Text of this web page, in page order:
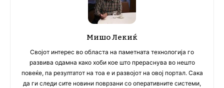
Мишо Лекиќ
Својот интерес во областа на паметната технологија го
развива одамна како хоби кое што прераснува во нешто
повеќе, па резултатот на тоа е и развојот на овој портал. Сака
да ги следи сите новини поврзани со оперативните системи,